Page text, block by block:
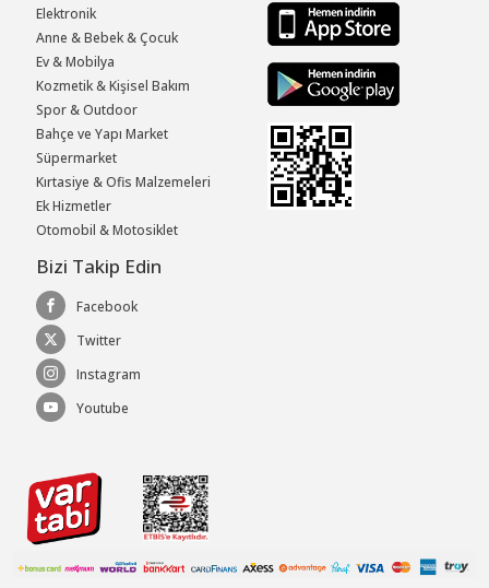
Elektronik
Anne & Bebek & Çocuk
Ev & Mobilya
Kozmetik & Kişisel Bakım
Spor & Outdoor
Bahçe ve Yapı Market
Süpermarket
Kırtasiye & Ofis Malzemeleri
Ek Hizmetler
Otomobil & Motosiklet
Bizi Takip Edin
Facebook
Twitter
Instagram
Youtube